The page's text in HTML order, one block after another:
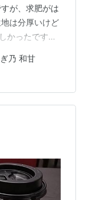
が、求肥がは
は分厚いけど
かったです！
たいだけどわ
ど、接客の方
に行きたいと
を考えるとお
ってみます。
乃 和甘